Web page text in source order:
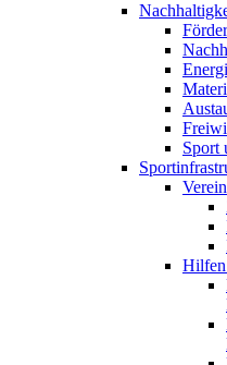
Sport
Hilfen